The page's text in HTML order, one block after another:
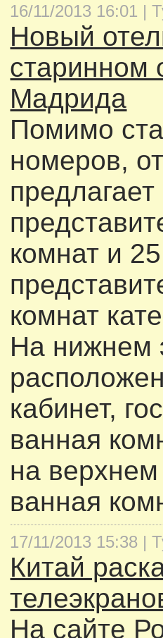
16/11/2013 16:01 |
Новый
старинном
Мадрида
Помимо
номеров,
комнат и 25
комнат
На нижнем
кабинет,
ванная
на
ванная
17/11/2013 15:38 |
Китай
На сайте